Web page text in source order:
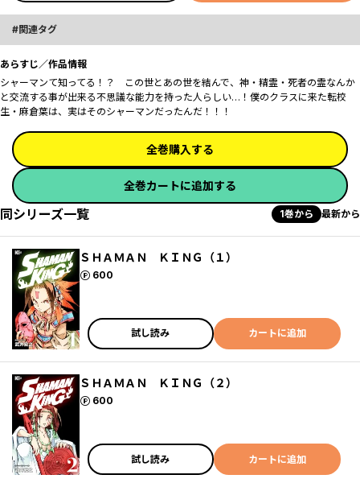
関連タグ
あらすじ／作品情報
シャーマンて知ってる！？ この世とあの世を結んで、神・精霊・死者の霊なんか
と交流する事が出来る不思議な能力を持った人らしい…！僕のクラスに来た転校
生・麻倉葉は、実はそのシャーマンだったんだ！！！
全巻購入する
全巻カートに追加する
同シリーズ一覧 1巻から 最新から
ＳＨＡＭＡＮ ＫＩＮＧ（１）
600
ポイント
試し読み カートに追加
ＳＨＡＭＡＮ ＫＩＮＧ（２）
600
ポイント
試し読み カートに追加